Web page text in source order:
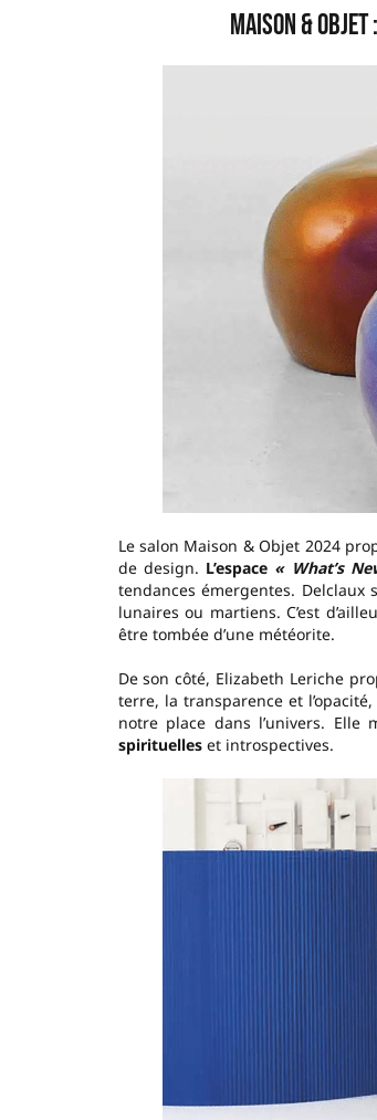
Maison &
Le salon Maison & Objet 2024
de design. L’espace « What’s
tendances émergentes.
lunaires ou martiens. C’est
être tombée d’une météorite.
De son côté, Elizabeth Leriche
terre, la transparence et
notre place dans l’univers.
spirituelleset introspectives.